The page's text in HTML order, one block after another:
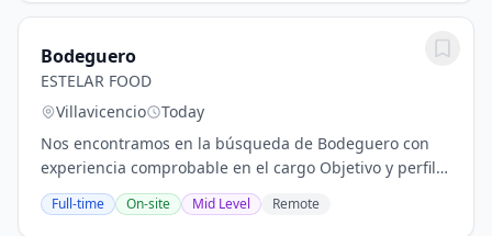
Bodeguero
ESTELAR FOOD
Villavicencio
Today
Nos encontramos en la búsqueda de Bodeguero con
experiencia comprobable en el cargo Objetivo y perfil
del puesto: Buscamos un perfil proactivo con sólidas
habilidades para la recepción de mercancías,...
Full-time On-site Mid Level Remote